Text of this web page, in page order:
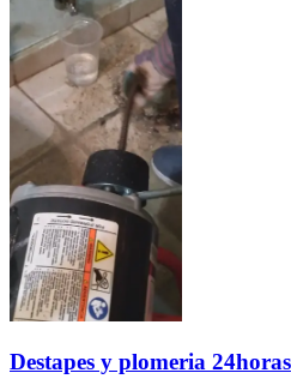
Destapes y plomeria 24horas